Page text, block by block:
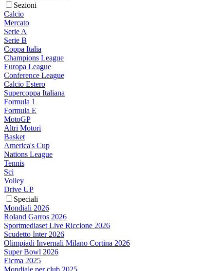
Sezioni
Calcio
Mercato
Serie A
Serie B
Coppa Italia
Champions League
Europa League
Conference League
Calcio Estero
Supercoppa Italiana
Formula 1
Formula E
MotoGP
Altri Motori
Basket
America's Cup
Nations League
Tennis
Sci
Volley
Drive UP
Speciali
Mondiali 2026
Roland Garros 2026
Sportmediaset Live Riccione 2026
Scudetto Inter 2026
Olimpiadi Invernali Milano Cortina 2026
Super Bowl 2026
Eicma 2025
Mondiale per club 2025